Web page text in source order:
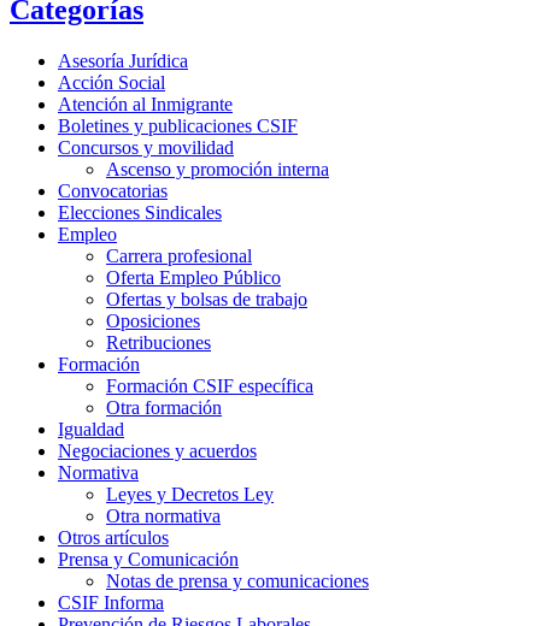
Categorías
Asesoría Jurídica
Acción Social
Atención al Inmigrante
Boletines y publicaciones CSIF
Concursos y movilidad
Ascenso y promoción interna
Convocatorias
Elecciones Sindicales
Empleo
Carrera profesional
Oferta Empleo Público
Ofertas y bolsas de trabajo
Oposiciones
Retribuciones
Formación
Formación CSIF específica
Otra formación
Igualdad
Negociaciones y acuerdos
Normativa
Leyes y Decretos Ley
Otra normativa
Otros artículos
Prensa y Comunicación
Notas de prensa y comunicaciones
CSIF Informa